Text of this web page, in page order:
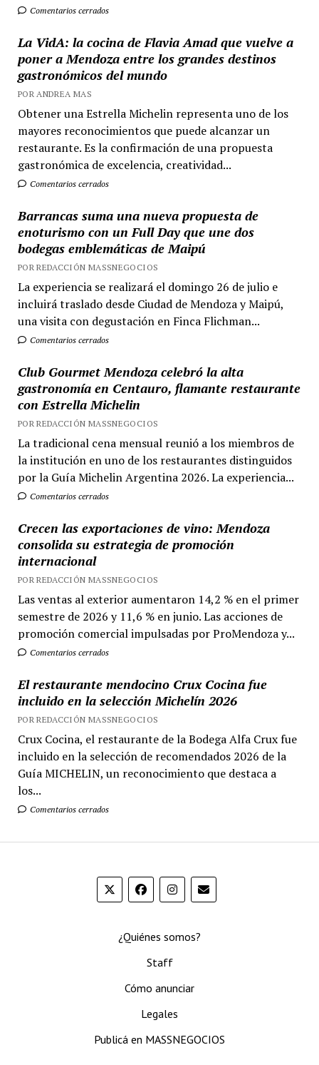
Comentarios cerrados
La VidA: la cocina de Flavia Amad que vuelve a
poner a Mendoza entre los grandes destinos
gastronómicos del mundo
POR ANDREA MAS
Obtener una Estrella Michelin representa uno de los
mayores reconocimientos que puede alcanzar un
restaurante. Es la confirmación de una propuesta
gastronómica de excelencia, creatividad...
Comentarios cerrados
Barrancas suma una nueva propuesta de
enoturismo con un Full Day que une dos
bodegas emblemáticas de Maipú
POR REDACCIÓN MASSNEGOCIOS
La experiencia se realizará el domingo 26 de julio e
incluirá traslado desde Ciudad de Mendoza y Maipú,
una visita con degustación en Finca Flichman...
Comentarios cerrados
Club Gourmet Mendoza celebró la alta
gastronomía en Centauro, flamante restaurante
con Estrella Michelin
POR REDACCIÓN MASSNEGOCIOS
La tradicional cena mensual reunió a los miembros de
la institución en uno de los restaurantes distinguidos
por la Guía Michelin Argentina 2026. La experiencia...
Comentarios cerrados
Crecen las exportaciones de vino: Mendoza
consolida su estrategia de promoción
internacional
POR REDACCIÓN MASSNEGOCIOS
Las ventas al exterior aumentaron 14,2 % en el primer
semestre de 2026 y 11,6 % en junio. Las acciones de
promoción comercial impulsadas por ProMendoza y...
Comentarios cerrados
El restaurante mendocino Crux Cocina fue
incluido en la selección Michelín 2026
POR REDACCIÓN MASSNEGOCIOS
Crux Cocina, el restaurante de la Bodega Alfa Crux fue
incluido en la selección de recomendados 2026 de la
Guía MICHELIN, un reconocimiento que destaca a
los...
Comentarios cerrados
¿Quiénes somos?
Staff
Cómo anunciar
Legales
Publicá en MASSNEGOCIOS